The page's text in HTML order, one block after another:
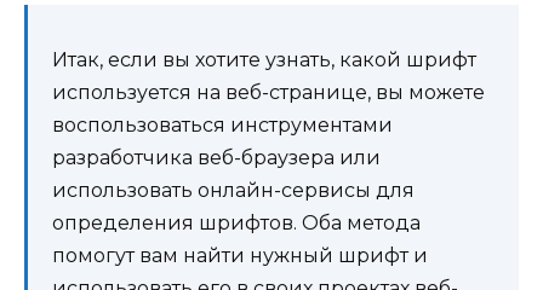
Итак, если вы хотите узнать, какой шрифт
используется на веб-странице, вы можете
воспользоваться инструментами
разработчика веб-браузера или
использовать онлайн-сервисы для
определения шрифтов. Оба метода
помогут вам найти нужный шрифт и